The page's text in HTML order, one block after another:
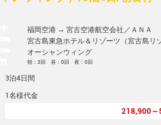
福岡空港 → 宮古空港航空会社／ＡＮＡ
宮古島東急ホテル＆リゾーツ（宮古島リ
オーシャンウィング
朝：3回 昼：0回 夜：0回
3泊4日間
1名様代金
218,900